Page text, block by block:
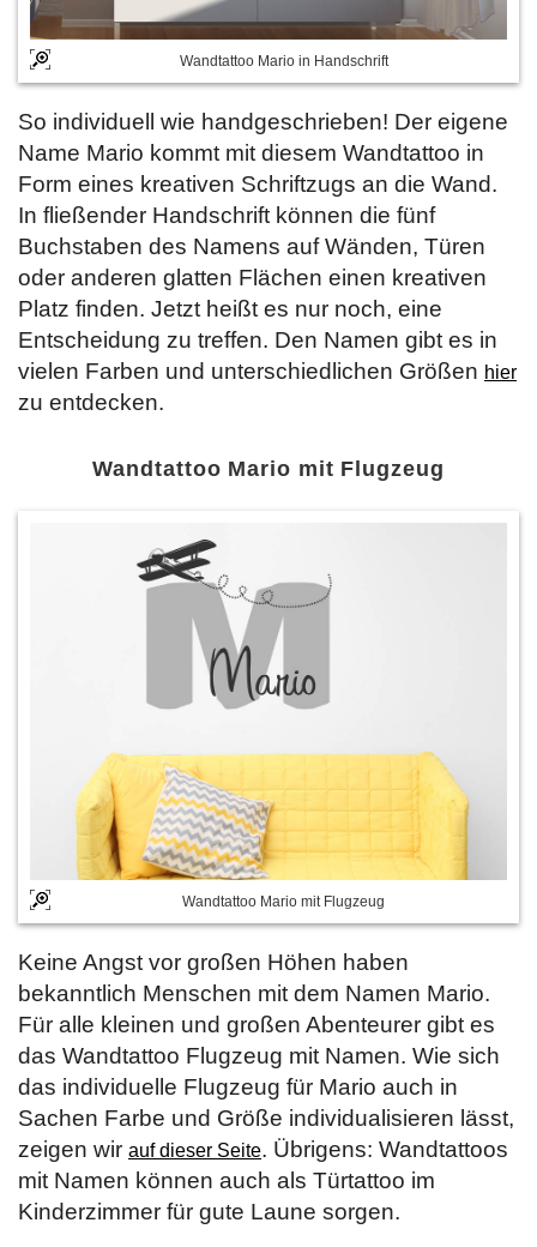
Wandtattoo Mario in Handschrift
So individuell wie handgeschrieben! Der eigene
Name Mario kommt mit diesem Wandtattoo in
Form eines kreativen Schriftzugs an die Wand.
In fließender Handschrift können die fünf
Buchstaben des Namens auf Wänden, Türen
oder anderen glatten Flächen einen kreativen
Platz finden. Jetzt heißt es nur noch, eine
Entscheidung zu treffen. Den Namen gibt es in
vielen Farben und unterschiedlichen Größen hier
zu entdecken.
Wandtattoo Mario mit Flugzeug
Wandtattoo Mario mit Flugzeug
Keine Angst vor großen Höhen haben
bekanntlich Menschen mit dem Namen Mario.
Für alle kleinen und großen Abenteurer gibt es
das Wandtattoo Flugzeug mit Namen. Wie sich
das individuelle Flugzeug für Mario auch in
Sachen Farbe und Größe individualisieren lässt,
zeigen wir auf dieser Seite. Übrigens: Wandtattoos
mit Namen können auch als Türtattoo im
Kinderzimmer für gute Laune sorgen.